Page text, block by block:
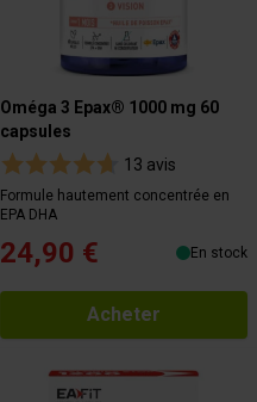
Oméga 3 Epax® 1000 mg 60
capsules
13 avis
Formule hautement concentrée en
EPA DHA
24,90 € En stock
Acheter